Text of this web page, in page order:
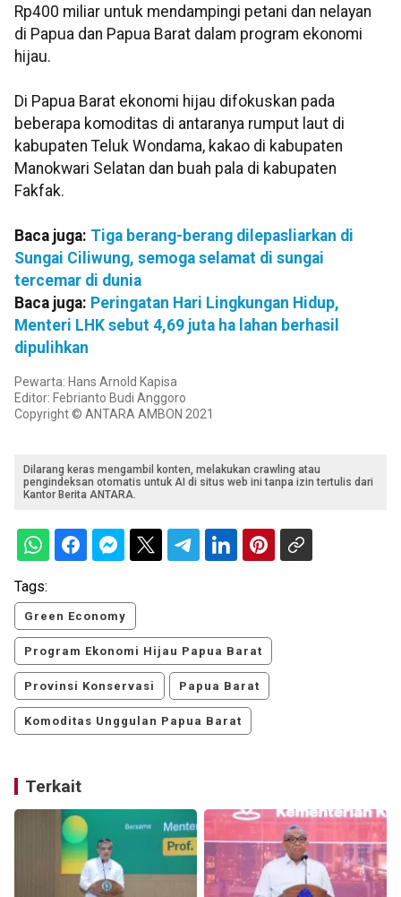
Rp400 miliar untuk mendampingi petani dan nelayan
di Papua dan Papua Barat dalam program ekonomi
hijau.
Di Papua Barat ekonomi hijau difokuskan pada
beberapa komoditas di antaranya rumput laut di
kabupaten Teluk Wondama, kakao di kabupaten
Manokwari Selatan dan buah pala di kabupaten
Fakfak.
Baca juga: Tiga berang-berang dilepasliarkan di
Sungai Ciliwung, semoga selamat di sungai
tercemar di dunia
Baca juga: Peringatan Hari Lingkungan Hidup,
Menteri LHK sebut 4,69 juta ha lahan berhasil
dipulihkan
Pewarta: Hans Arnold Kapisa
Editor: Febrianto Budi Anggoro
Copyright © ANTARA AMBON 2021
Dilarang keras mengambil konten, melakukan crawling atau
pengindeksan otomatis untuk AI di situs web ini tanpa izin tertulis dari
Kantor Berita ANTARA.
Tags:
Green Economy
Program Ekonomi Hijau Papua Barat
Provinsi Konservasi Papua Barat
Komoditas Unggulan Papua Barat
Terkait